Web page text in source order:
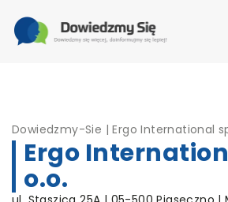
Dowiedzmy-Sie |Ergo International
Ergo
o.o.